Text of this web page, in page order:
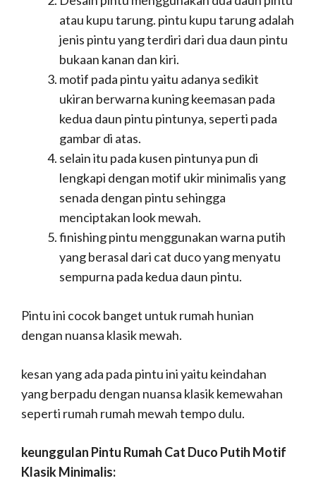
atau kupu tarung. pintu kupu tarung adalah
jenis pintu yang terdiri dari dua daun pintu
bukaan kanan dan kiri.
motif pada pintu yaitu adanya sedikit
ukiran berwarna kuning keemasan pada
kedua daun pintu pintunya, seperti pada
gambar di atas.
selain itu pada kusen pintunya pun di
lengkapi dengan motif ukir minimalis yang
senada dengan pintu sehingga
menciptakan look mewah.
finishing pintu menggunakan warna putih
yang berasal dari cat duco yang menyatu
sempurna pada kedua daun pintu.
Pintu ini cocok banget untuk rumah hunian
dengan nuansa klasik mewah.
kesan yang ada pada pintu ini yaitu keindahan
yang berpadu dengan nuansa klasik kemewahan
seperti rumah rumah mewah tempo dulu.
keunggulan Pintu Rumah Cat Duco Putih Motif
Klasik Minimalis: